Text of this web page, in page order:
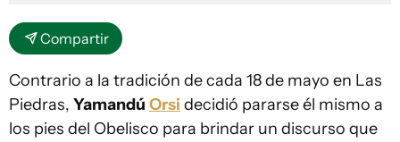
Compartir
Contrario a la tradición de cada 18 de mayo en Las
Piedras, Yamandú Orsi decidió pararse él mismo a
los pies del Obelisco para brindar un discurso que